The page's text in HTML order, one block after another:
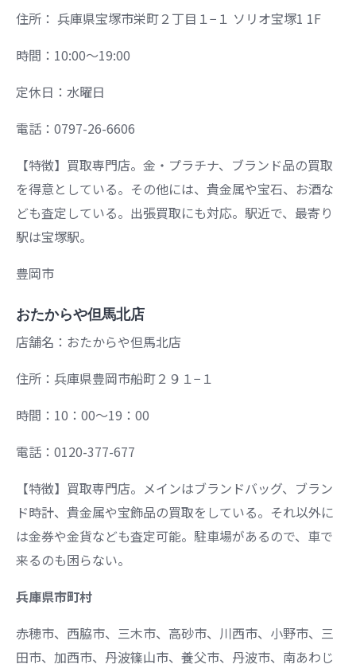
住所： 兵庫県宝塚市栄町２丁目１−１ ソリオ宝塚1 1F
時間：10:00～19:00
定休日：水曜日
電話：0797-26-6606
【特徴】買取専門店。金・プラチナ、ブランド品の買取
を得意としている。その他には、貴金属や宝石、お酒な
ども査定している。出張買取にも対応。駅近で、最寄り
駅は宝塚駅。
豊岡市
おたからや但馬北店
店舗名：おたからや但馬北店
住所：兵庫県豊岡市船町２９１−１
時間：10：00～19：00
電話：0120-377-677
【特徴】買取専門店。メインはブランドバッグ、ブラン
ド時計、貴金属や宝飾品の買取をしている。それ以外に
は金券や金貨なども査定可能。駐車場があるので、車で
来るのも困らない。
兵庫県市町村
赤穂市、西脇市、三木市、高砂市、川西市、小野市、三
田市、加西市、丹波篠山市、養父市、丹波市、南あわじ